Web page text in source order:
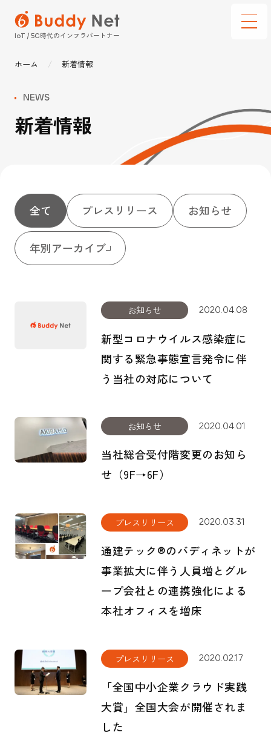
IoT / 5G時代のインフラパートナー
サービス
通信建設テック
選ばれる理由
企業情報
インフォメーション
お問い合わせ
資料ダウンロード
協力会社募集
情報セキュリティ基本方針
プライバシーポリシー
労働者派遣法に基づく情報公開
サイトマップ
ホーム 新着情報
NEWS
新着情報
全て プレスリリース お知らせ
年別アーカイブ
お知らせ 2020.04.08
新型コロナウイルス感染症に
関する緊急事態宣言発令に伴
う当社の対応について
お知らせ 2020.04.01
当社総合受付階変更のお知ら
せ（9F→6F）
プレスリリース 2020.03.31
通建テック®のバディネットが
事業拡大に伴う人員増とグル
ープ会社との連携強化による
本社オフィスを増床
プレスリリース 2020.02.17
「全国中小企業クラウド実践
大賞」全国大会が開催されま
した